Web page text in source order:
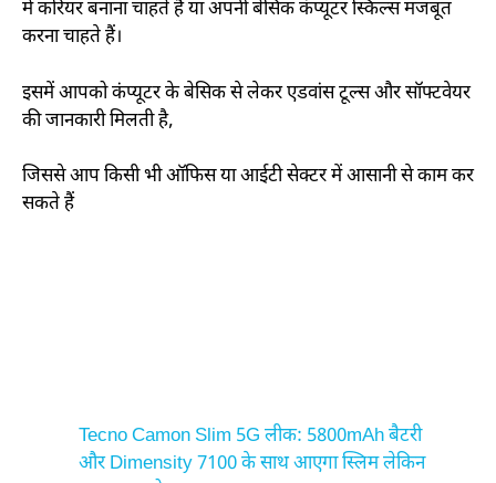
में करियर बनाना चाहते हैं या अपनी बेसिक कंप्यूटर स्किल्स मजबूत
करना चाहते हैं।
इसमें आपको कंप्यूटर के बेसिक से लेकर एडवांस टूल्स और सॉफ्टवेयर
की जानकारी मिलती है,
जिससे आप किसी भी ऑफिस या आईटी सेक्टर में आसानी से काम कर
सकते हैं
Tecno Camon Slim 5G लीक: 5800mAh बैटरी
और Dimensity 7100 के साथ आएगा स्लिम लेकिन